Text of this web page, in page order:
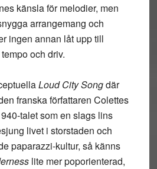
känsla för melodier, men
arrangemang och
ingen annan låt upp till
och driv.
Loud City Songdär
franska författaren Colettes
talet som en slags lins
livet i storstaden och
paparazzi-kultur, så känns
lite mer poporienterad,